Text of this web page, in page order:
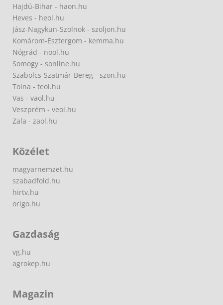
Hajdú-Bihar - haon.hu
Heves - heol.hu
Jász-Nagykun-Szolnok - szoljon.hu
Komárom-Esztergom - kemma.hu
Nógrád - nool.hu
Somogy - sonline.hu
Szabolcs-Szatmár-Bereg - szon.hu
Tolna - teol.hu
Vas - vaol.hu
Veszprém - veol.hu
Zala - zaol.hu
Közélet
magyarnemzet.hu
szabadfold.hu
hirtv.hu
origo.hu
Gazdaság
vg.hu
agrokep.hu
Magazin